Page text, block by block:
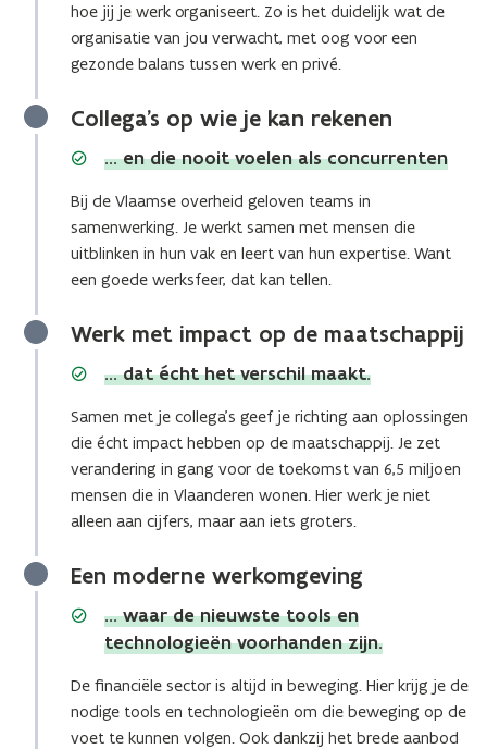
hoe jij je werk organiseert. Zo is het duidelijk wat de
organisatie van jou verwacht, met oog voor een
gezonde balans tussen werk en privé.
Collega’s op wie je kan rekenen
… en die nooit voelen als concurrenten
Bij de Vlaamse overheid geloven teams in
samenwerking. Je werkt samen met mensen die
uitblinken in hun vak en leert van hun expertise. Want
een goede werksfeer, dat kan tellen.
Werk met impact op de maatschappij
… dat écht het verschil maakt.
Samen met je collega’s geef je richting aan oplossingen
die écht impact hebben op de maatschappij. Je zet
verandering in gang voor de toekomst van 6,5 miljoen
mensen die in Vlaanderen wonen. Hier werk je niet
alleen aan cijfers, maar aan iets groters.
Een moderne werkomgeving
... waar de nieuwste tools en
technologieën voorhanden zijn.
De financiële sector is altijd in beweging. Hier krijg je de
nodige tools en technologieën om die beweging op de
voet te kunnen volgen. Ook dankzij het brede aanbod